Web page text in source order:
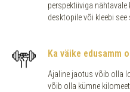
perspektiiviga
desktopile või kleebi see
Ka väike edusamm
Ajaline jaotus võib olla
võib olla kümne